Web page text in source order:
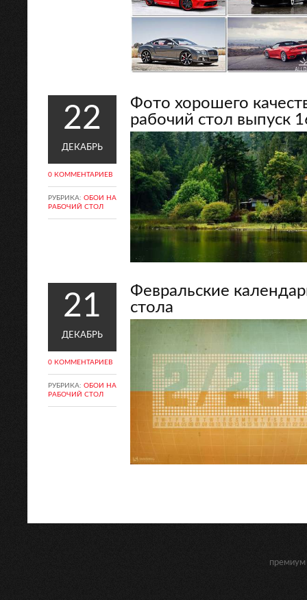
22
ДЕКАБРЬ
0 КОММЕНТАРИЕВ
РУБРИКА: ОБОИ НА
РАБОЧИЙ СТОЛ
Фото хорошего
рабочий стол выпуск
21
ДЕКАБРЬ
0 КОММЕНТАРИЕВ
РУБРИКА: ОБОИ НА
РАБОЧИЙ СТОЛ
Февральские
стола
премиум